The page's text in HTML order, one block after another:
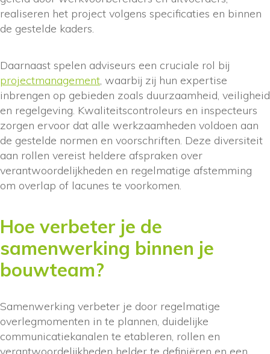
realiseren het project volgens specificaties en binnen
de gestelde kaders.
Daarnaast spelen adviseurs een cruciale rol bij
projectmanagement, waarbij zij hun expertise
inbrengen op gebieden zoals duurzaamheid, veiligheid
en regelgeving. Kwaliteitscontroleurs en inspecteurs
zorgen ervoor dat alle werkzaamheden voldoen aan
de gestelde normen en voorschriften. Deze diversiteit
aan rollen vereist heldere afspraken over
verantwoordelijkheden en regelmatige afstemming
om overlap of lacunes te voorkomen.
Hoe verbeter je de
samenwerking binnen je
bouwteam?
Samenwerking verbeter je door regelmatige
overlegmomenten in te plannen, duidelijke
communicatiekanalen te etableren, rollen en